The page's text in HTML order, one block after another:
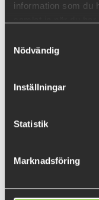
information som du
Nödvändig
Inställningar
Statistik
Marknadsföring